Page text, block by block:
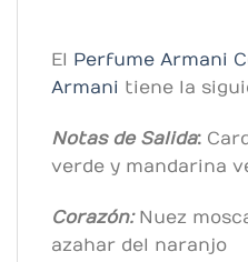
El Perfume Armani
Armani tiene la
Notas de Salida:
verde y mandarina
Corazón:Nuez
azahar del naranjo